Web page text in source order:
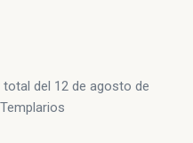
del 12 de agosto de